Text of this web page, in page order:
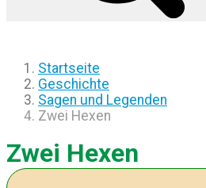
Startseite
Geschichte
Sagen und Legenden
Zwei Hexen
Zwei Hexen